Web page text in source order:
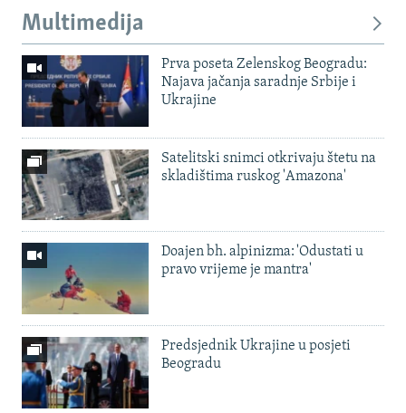
Multimedija
Prva poseta Zelenskog Beogradu:
Najava jačanja saradnje Srbije i
Ukrajine
Satelitski snimci otkrivaju štetu na
skladištima ruskog 'Amazona'
Doajen bh. alpinizma: 'Odustati u
pravo vrijeme je mantra'
Predsjednik Ukrajine u posjeti
Beogradu